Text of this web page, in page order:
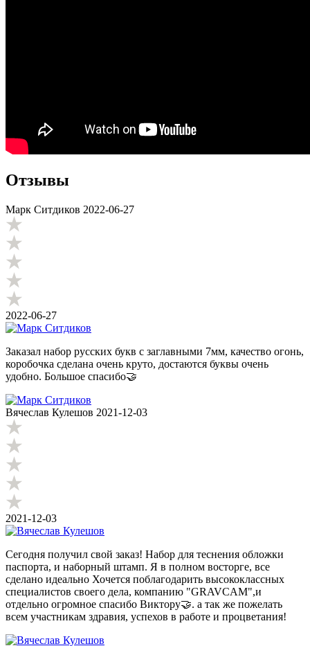
Отзывы
Марк Ситдиков 2022-06-27
2022-06-27
Заказал набор русских букв с заглавными 7мм, качество огонь,
коробочка сделана очень круто, достаются буквы очень
удобно. Большое спасибо🤝
Вячеслав Кулешов 2021-12-03
2021-12-03
Сегодня получил свой заказ! Набор для теснения обложки
паспорта, и наборный штамп. Я в полном восторге, все
сделано идеально Хочется поблагодарить высококлассных
специалистов своего дела, компанию "GRAVCAM",и
отдельно огромное спасибо Виктору🤝. а так же пожелать
всем участникам здравия, успехов в работе и процветания!